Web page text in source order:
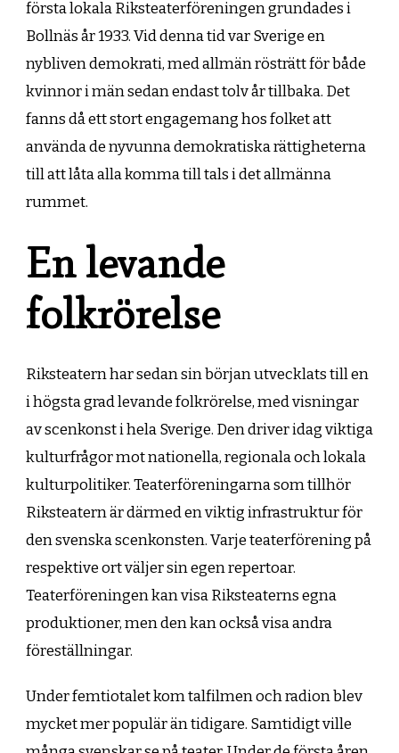
första lokala Riksteaterföreningen grundades i
Bollnäs år 1933. Vid denna tid var Sverige en
nybliven demokrati, med allmän rösträtt för både
kvinnor i män sedan endast tolv år tillbaka. Det
fanns då ett stort engagemang hos folket att
använda de nyvunna demokratiska rättigheterna
till att låta alla komma till tals i det allmänna
rummet.
En levande
folkrörelse
Riksteatern har sedan sin början utvecklats till en
i högsta grad levande folkrörelse, med visningar
av scenkonst i hela Sverige. Den driver idag viktiga
kulturfrågor mot nationella, regionala och lokala
kulturpolitiker. Teaterföreningarna som tillhör
Riksteatern är därmed en viktig infrastruktur för
den svenska scenkonsten. Varje teaterförening på
respektive ort väljer sin egen repertoar.
Teaterföreningen kan visa Riksteaterns egna
produktioner, men den kan också visa andra
föreställningar.
Under femtiotalet kom talfilmen och radion blev
mycket mer populär än tidigare. Samtidigt ville